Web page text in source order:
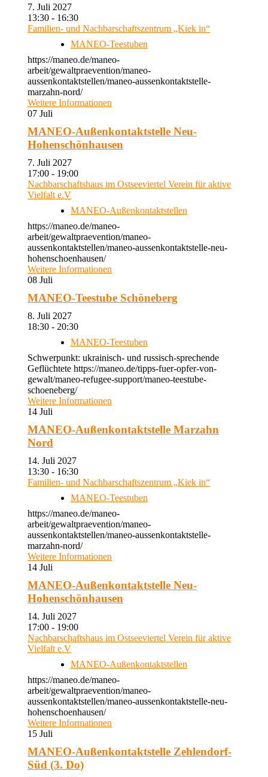
7. Juli 2027
13:30 - 16:30
Familien- und Nachbarschaftszentrum „Kiek in“
MANEO-Teestuben
https://maneo.de/maneo-
arbeit/gewaltpraevention/maneo-
aussenkontaktstellen/maneo-aussenkontaktstelle-
marzahn-nord/
Weitere Informationen
07 Juli
MANEO-Außenkontaktstelle Neu-
Hohenschönhausen
7. Juli 2027
17:00 - 19:00
Nachbarschaftshaus im Ostseeviertel Verein für aktive
Vielfalt e.V
MANEO-Außenkontaktstellen
https://maneo.de/maneo-
arbeit/gewaltpraevention/maneo-
aussenkontaktstellen/maneo-aussenkontaktstelle-neu-
hohenschoenhausen/
Weitere Informationen
08 Juli
MANEO-Teestube Schöneberg
8. Juli 2027
18:30 - 20:30
MANEO-Teestuben
Schwerpunkt: ukrainisch- und russisch-sprechende
Geflüchtete https://maneo.de/tipps-fuer-opfer-von-
gewalt/maneo-refugee-support/maneo-teestube-
schoeneberg/
Weitere Informationen
14 Juli
MANEO-Außenkontaktstelle Marzahn
Nord
14. Juli 2027
13:30 - 16:30
Familien- und Nachbarschaftszentrum „Kiek in“
MANEO-Teestuben
https://maneo.de/maneo-
arbeit/gewaltpraevention/maneo-
aussenkontaktstellen/maneo-aussenkontaktstelle-
marzahn-nord/
Weitere Informationen
14 Juli
MANEO-Außenkontaktstelle Neu-
Hohenschönhausen
14. Juli 2027
17:00 - 19:00
Nachbarschaftshaus im Ostseeviertel Verein für aktive
Vielfalt e.V
MANEO-Außenkontaktstellen
https://maneo.de/maneo-
arbeit/gewaltpraevention/maneo-
aussenkontaktstellen/maneo-aussenkontaktstelle-neu-
hohenschoenhausen/
Weitere Informationen
15 Juli
MANEO-Außenkontaktstelle Zehlendorf-
Süd (3. Do)